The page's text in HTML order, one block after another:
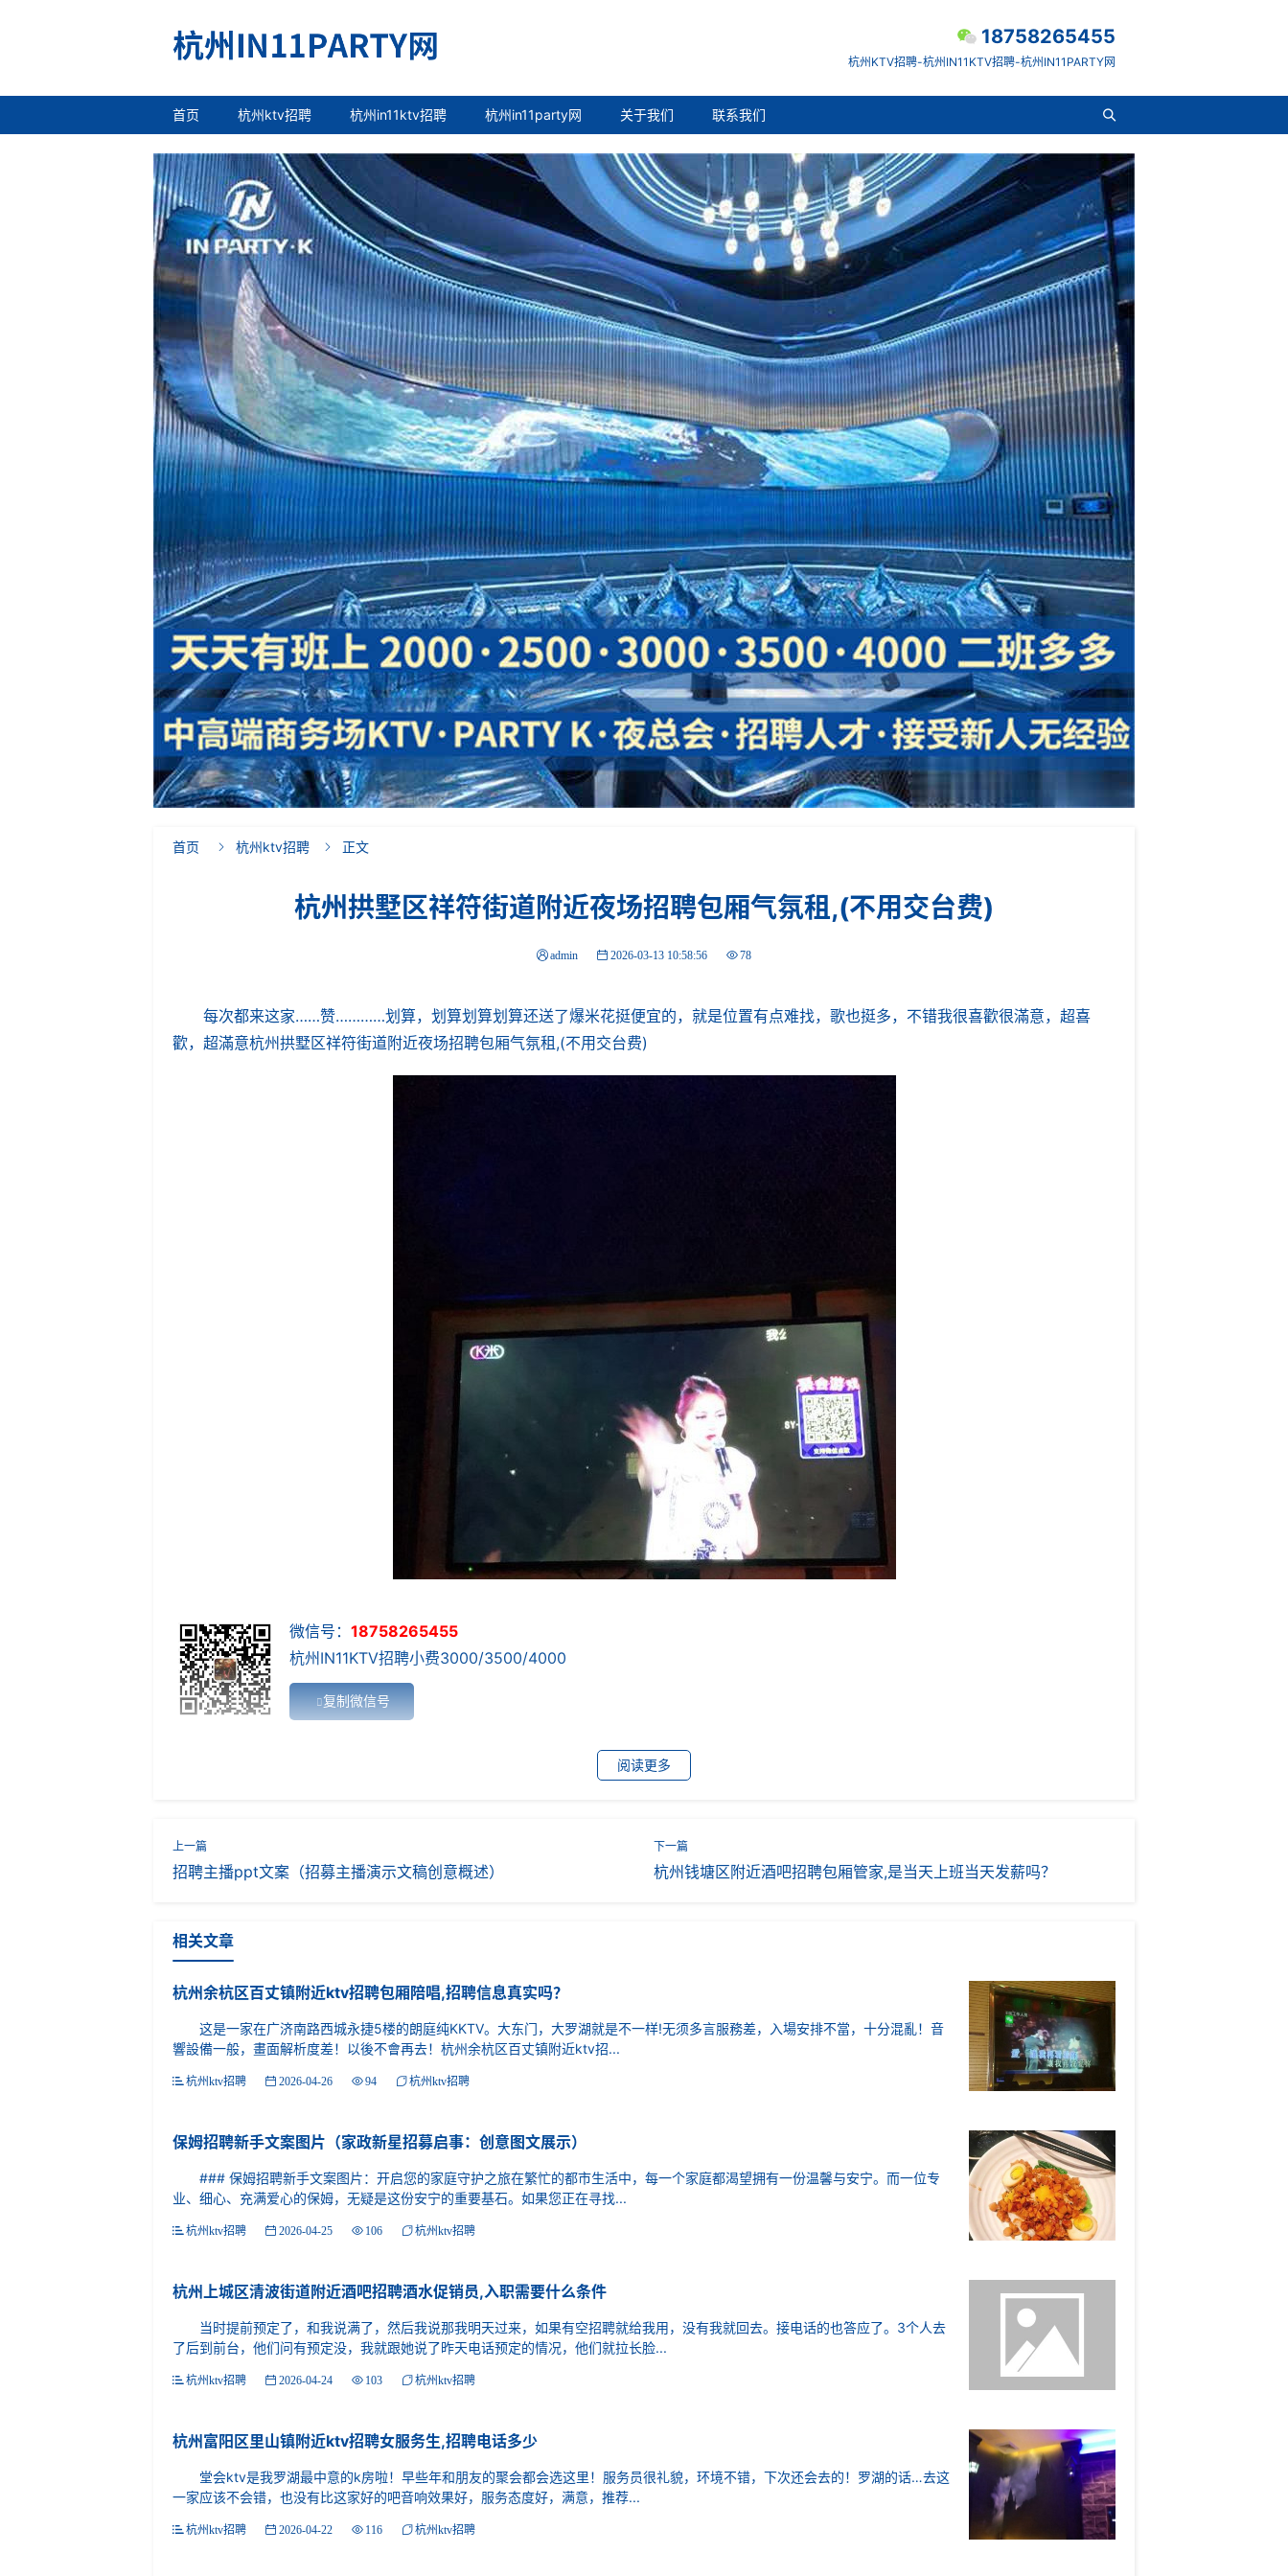
18758265455
杭州KTV招聘-杭州IN11KTV招聘-杭州IN11PARTY网
首页 杭州ktv招聘 杭州in11ktv招聘 杭州in11party网 关于我们 联系我们
首页  杭州ktv招聘  正文
杭州拱墅区祥符街道附近夜场招聘包厢气氛租,(不用交台费)
admin 2026-03-13 10:58:56 78
每次都来这家……赞…………划算，划算划算划算还送了爆米花挺便宜的，就是位置有点难找，歌也挺多，不错我很喜歡很滿意，超喜
歡，超滿意杭州拱墅区祥符街道附近夜场招聘包厢气氛租,(不用交台费)
微信号： 18758265455
杭州IN11KTV招聘小费3000/3500/4000
复制微信号
自助餐加KTV，很早团购了49.5一个人的，约上两三个人就可以开唱啦。。音效不错，还有评分系统，看着评分就容易忘词了。。自助餐我
阅读更多
招聘主播ppt文案（招募主播演示文稿创意概述） 杭州钱塘区附近酒吧招聘包厢管家,是当天上班当天发薪吗？
相关文章
杭州余杭区百丈镇附近ktv招聘包厢陪唱,招聘信息真实吗？
这是一家在广济南路西城永捷5楼的朗庭纯KKTV。大东门，大罗湖就是不一样!无须多言服務差，入場安排不當，十分混亂！音
響設備一般，畫面解析度差！以後不會再去！杭州余杭区百丈镇附近ktv招...
杭州ktv招聘 2026-04-26 94 杭州ktv招聘
保姆招聘新手文案图片（家政新星招募启事：创意图文展示）
### 保姆招聘新手文案图片：开启您的家庭守护之旅在繁忙的都市生活中，每一个家庭都渴望拥有一份温馨与安宁。而一位专
业、细心、充满爱心的保姆，无疑是这份安宁的重要基石。如果您正在寻找...
杭州ktv招聘 2026-04-25 106 杭州ktv招聘
杭州上城区清波街道附近酒吧招聘酒水促销员,入职需要什么条件
当时提前预定了，和我说满了，然后我说那我明天过来，如果有空招聘就给我用，没有我就回去。接电话的也答应了。3个人去
了后到前台，他们问有预定没，我就跟她说了昨天电话预定的情况，他们就拉长脸...
杭州ktv招聘 2026-04-24 103 杭州ktv招聘
杭州富阳区里山镇附近ktv招聘女服务生,招聘电话多少
堂会ktv是我罗湖最中意的k房啦！早些年和朋友的聚会都会选这里！服务员很礼貌，环境不错，下次还会去的！罗湖的话…去这
一家应该不会错，也没有比这家好的吧音响效果好，服务态度好，满意，推荐...
杭州ktv招聘 2026-04-22 116 杭州ktv招聘